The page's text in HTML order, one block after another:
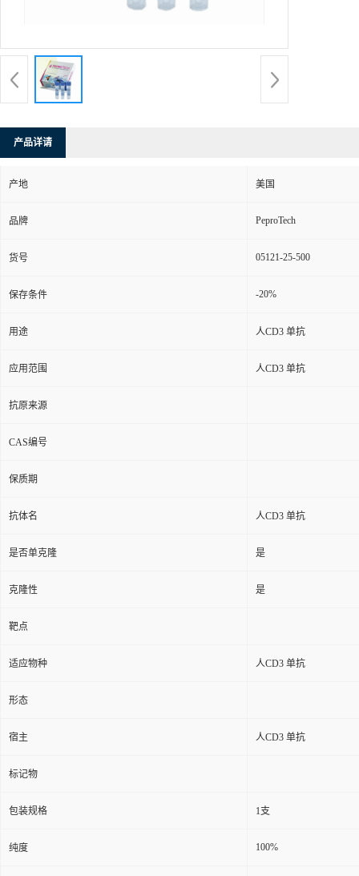
产品详请
产地 美国
品牌 PeproTech
货号 05121-25-500
保存条件 -20%
用途 人CD3 单抗
应用范围 人CD3 单抗
抗原来源
CAS编号
保质期
抗体名 人CD3 单抗
是否单克隆 是
克隆性 是
靶点
适应物种 人CD3 单抗
形态
宿主 人CD3 单抗
标记物
包装规格 1支
纯度 100%